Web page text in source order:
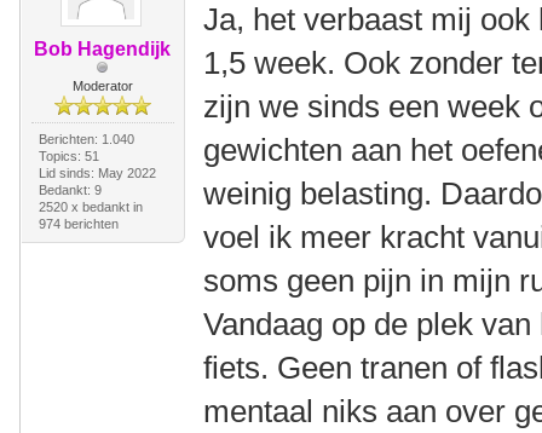
Bob Hagendijk
Moderator
Berichten: 1.040
Topics: 51
Lid sinds: May 2022
Bedankt: 9
2520 x bedankt in
974 berichten
Ja, het verbaast mij
1,5 week. Ook zonder
zijn we sinds een week
gewichten aan het
weinig belasting.
voel ik meer kracht
soms geen pijn in mijn
Vandaag op de plek
fiets. Geen tranen of
mentaal niks aan over